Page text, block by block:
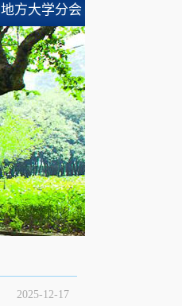
地方大学分会
2025-12-17